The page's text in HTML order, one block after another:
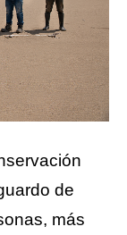
de
más